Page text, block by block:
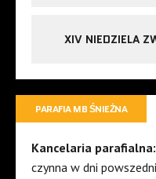
XIV NIEDZIELA
PARAFIA MB ŚNIEŻNA
Kancelaria parafialna:
czynna w dni